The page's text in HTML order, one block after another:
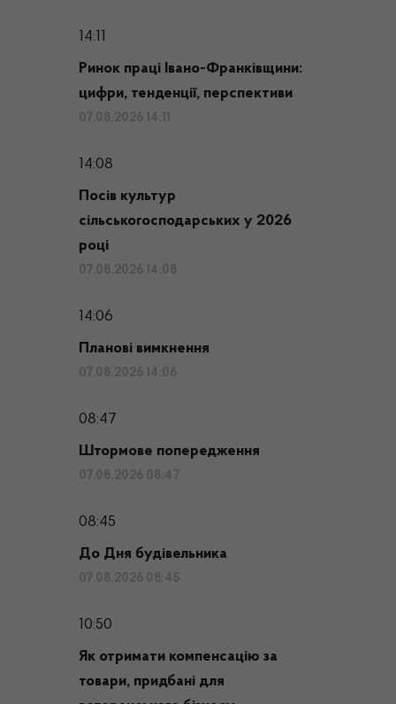
14:11
Ринок праці Івано-Франківщини:
цифри, тенденції, перспективи
07.08.2026 14:11
14:08
Посів культур
сільськогосподарських у 2026
році
07.08.2026 14:08
14:06
Планові вимкнення
07.08.2026 14:06
08:47
Штормове попередження
07.08.2026 08:47
08:45
До Дня будівельника
07.08.2026 08:45
10:50
Як отримати компенсацію за
товари, придбані для